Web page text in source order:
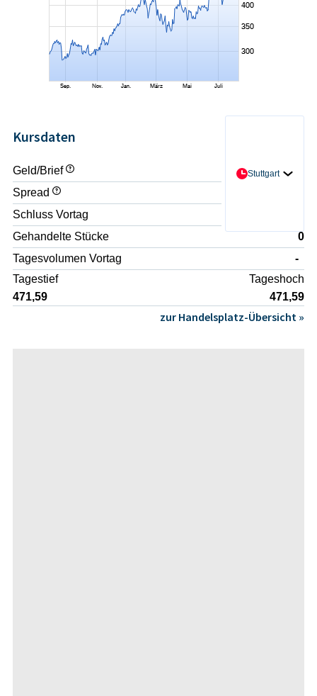
Kursdaten
Stuttgart
Geld/Brief
- / -
Spread
Schluss Vortag
Gehandelte Stücke
0
Tagesvolumen Vortag
-
Tagestief
471,59
Tageshoch
471,59
zur Handelsplatz-Übersicht »